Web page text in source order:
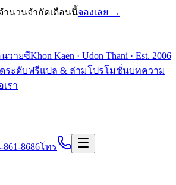
ำนวนจำกัดเดือนนี้จองเลย →
นวายซีKhon Kaen · Udon Thani · Est. 2006
ระดับฟรีแปล & ล่ามโปรโมชั่นบทความ
รา
861-8686โทร